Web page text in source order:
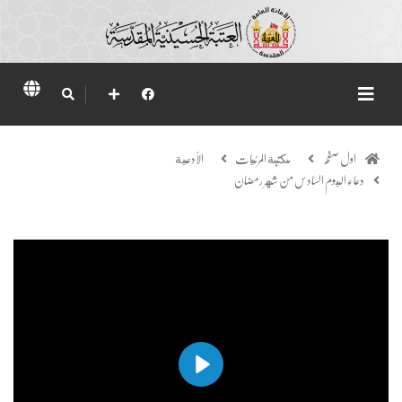
اول صفحہ مكتبة المرئيات الأدعية
دعاء اليوم السادس من شهر رمضان
Play